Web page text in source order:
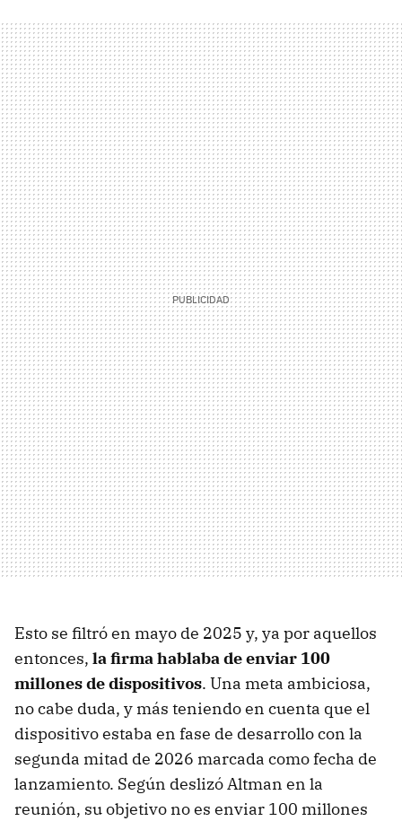
Esto se filtró en mayo de 2025 y, ya por aquellos
entonces, la firma hablaba de enviar 100
millones de dispositivos. Una meta ambiciosa,
no cabe duda, y más teniendo en cuenta que el
dispositivo estaba en fase de desarrollo con la
segunda mitad de 2026 marcada como fecha de
lanzamiento. Según deslizó Altman en la
reunión, su objetivo no es enviar 100 millones